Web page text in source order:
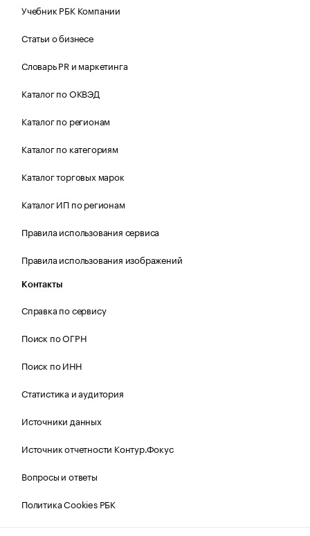
Учебник РБК Компании
Статьи о бизнесе
Словарь PR и маркетинга
Каталог по ОКВЭД
Каталог по регионам
Каталог по категориям
Каталог торговых марок
Каталог ИП по регионам
Правила использования сервиса
Правила использования изображений
Контакты
Справка по сервису
Поиск по ОГРН
Поиск по ИНН
Статистика и аудитория
Источники данных
Источник отчетности Контур.Фокус
Вопросы и ответы
Политика Cookies РБК